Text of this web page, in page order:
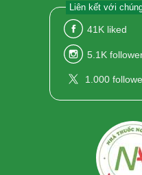
Liên kết với
41K liked
5.1K
1.000